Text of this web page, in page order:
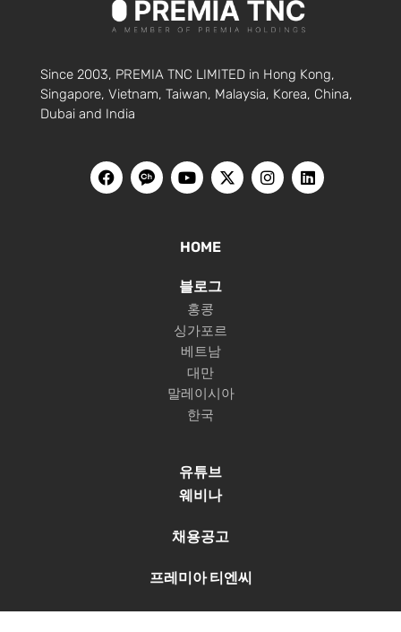
Since 2003, PREMIA TNC LIMITED in Hong Kong,
Singapore, Vietnam, Taiwan, Malaysia, Korea, China,
Dubai and India
HOME
블로그
홍콩
싱가포르
베트남
대만
말레이시아
한국
유튜브
웨비나
채용공고
프레미아 티엔씨